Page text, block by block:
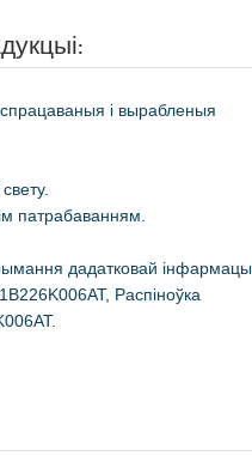
:
і вырабленыя
патрабаванням.
дадатковай
Распіноўка